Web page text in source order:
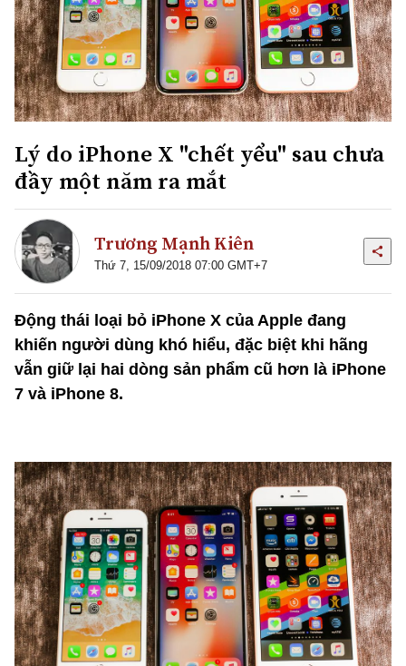
Lý do iPhone X "chết yểu" sau chưa
đầy một năm ra mắt
Trương Mạnh Kiên
Thứ 7, 15/09/2018 07:00 GMT+7
Động thái loại bỏ iPhone X của Apple đang
khiến người dùng khó hiểu, đặc biệt khi hãng
vẫn giữ lại hai dòng sản phẩm cũ hơn là iPhone
7 và iPhone 8.